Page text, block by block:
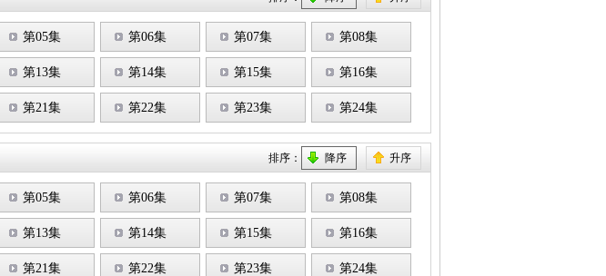
第05集 第06集 第07集 第08集
第13集 第14集 第15集 第16集
第21集 第22集 第23集 第24集
排序： 降序 升序
第05集 第06集 第07集 第08集
第13集 第14集 第15集 第16集
第21集 第22集 第23集 第24集